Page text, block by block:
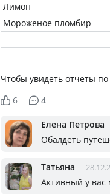
Лимон
Мороженое пломбир
Чтобы увидеть отчеты
6
4
Елена Петрова
Обалдеть
Татьяна
Активный у вас